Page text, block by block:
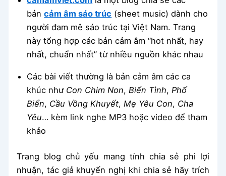
bảncảm âm sáo trúc (sheet music) dành cho
người đam mê sáo trúc tại Việt Nam. Trang
này tổng hợp các bản cảm âm “hot nhất, hay
nhất, chuẩn nhất” từ nhiều nguồn khác nhau
Các bài viết thường là bản cảm âm các ca
khúc như Con Chim Non, Biển Tình, Phố
Biển, Cầu Vồng Khuyết, Mẹ Yêu Con, Cha
Yêu… kèm link nghe MP3 hoặc video để tham
khảo
Trang blog chủ yếu mang tính chia sẻ phi lợi
nhuận, tác giả khuyến nghị khi chia sẻ hãy trích